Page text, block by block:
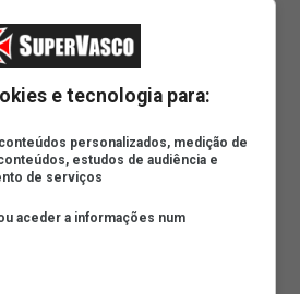
e tecnologia para:
personalizados, medição de
estudos de audiência e
de serviços
aceder a informações num